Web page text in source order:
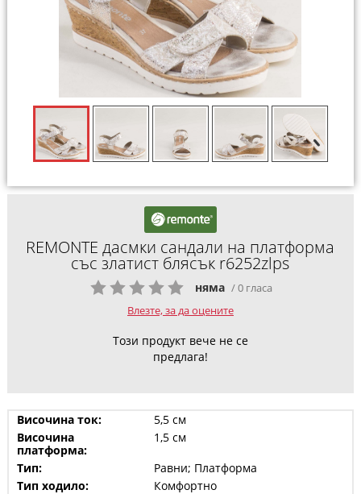
REMONTE дасмки сандали на платформа
със златист блясък r6252zlps
няма / 0 гласа
Влезте, за да оцените
Този продукт вече не се
предлага!
Височина ток:
5,5 см
Височина
платформа:
1,5 см
Тип:
Равни; Платформа
Тип ходило:
Комфортно